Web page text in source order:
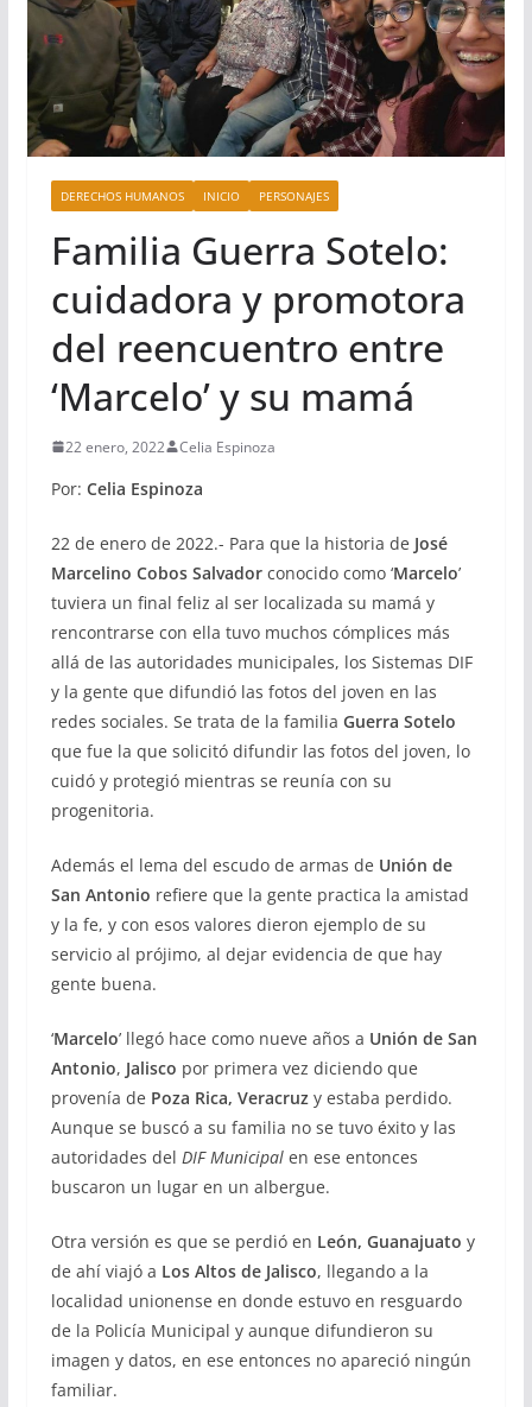
DERECHOS HUMANOS INICIO PERSONAJES
Familia Guerra Sotelo:
cuidadora y promotora
del reencuentro entre
‘Marcelo’ y su mamá
22 enero, 2022 Celia Espinoza
Por: Celia Espinoza
22 de enero de 2022.- Para que la historia de José
Marcelino Cobos Salvadorconocido como ‘Marcelo’
tuviera un final feliz al ser localizada su mamá y
rencontrarse con ella tuvo muchos cómplices más
allá de las autoridades municipales, los Sistemas DIF
y la gente que difundió las fotos del joven en las
redes sociales. Se trata de la familia Guerra Sotelo
que fue la que solicitó difundir las fotos del joven, lo
cuidó y protegió mientras se reunía con su
progenitoria.
Además el lema del escudo de armas de Unión de
San Antonio refiere que la gente practica la amistad
y la fe, y con esos valores dieron ejemplo de su
servicio al prójimo, al dejar evidencia de que hay
gente buena.
‘Marcelo’ llegó hace como nueve años a Unión de San
Antonio, Jalisco por primera vez diciendo que
provenía de Poza Rica, Veracruzy estaba perdido.
Aunque se buscó a su familia no se tuvo éxito y las
autoridades del DIF Municipalen ese entonces
buscaron un lugar en un albergue.
Otra versión es que se perdió en León, Guanajuato y
de ahí viajó a Los Altos de Jalisco, llegando a la
localidad unionense en donde estuvo en resguardo
de la Policía Municipal y aunque difundieron su
imagen y datos, en ese entonces no apareció ningún
familiar.